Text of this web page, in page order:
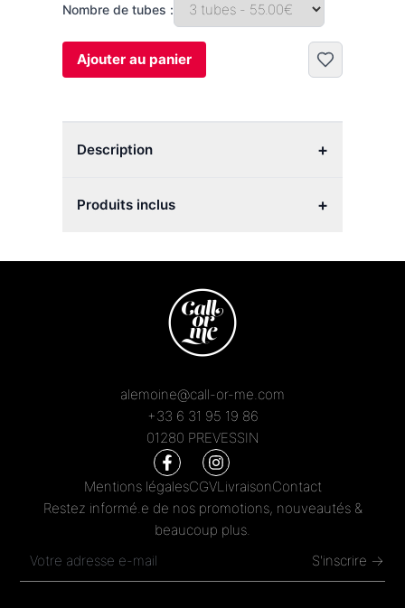
Nombre de tubes :
Ajouter au panier
Description +
Produits inclus +
alemoine@call-or-me.com
+33 6 31 95 19 86
01280 PREVESSIN
Mentions légalesCGVLivraisonContact
Restez informé.e de nos promotions, nouveautés &
beaucoup plus.
S'inscrire →